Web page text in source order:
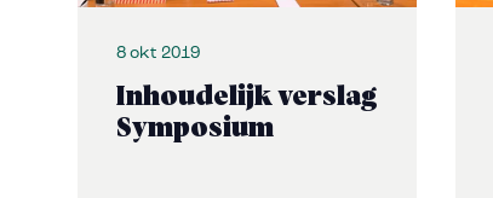
8 okt 2019
Inhoudelijk verslag
Symposium